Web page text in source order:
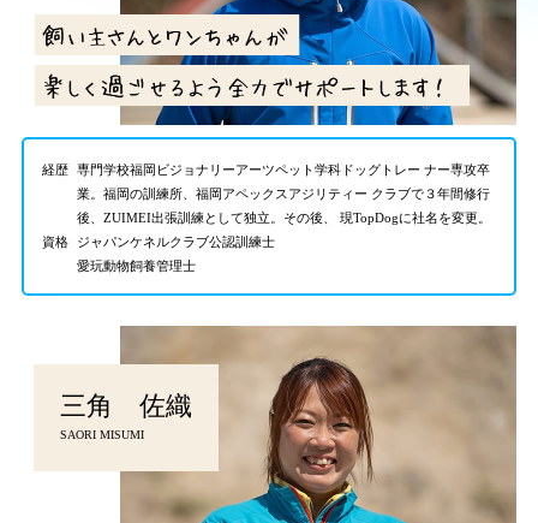
経歴
専門学校福岡ビジョナリーアーツペット学科ドッグトレー ナー専攻卒
業。福岡の訓練所、福岡アペックスアジリティー クラブで３年間修行
後、ZUIMEI出張訓練として独立。その後、 現TopDogに社名を変更。
資格
ジャパンケネルクラブ公認訓練士
愛玩動物飼養管理士
三角 佐織
SAORI MISUMI